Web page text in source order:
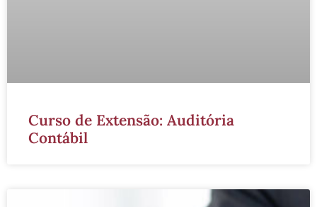
Curso de Extensão: Auditória
Contábil